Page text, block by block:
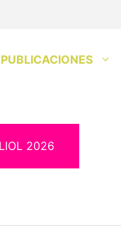
PUBLICACIONES
2026